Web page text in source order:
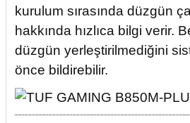
kurulum sırasında düzgün
hakkında hızlıca bilgi verir.
düzgün yerleştirilmediğini
önce bildirebilir.